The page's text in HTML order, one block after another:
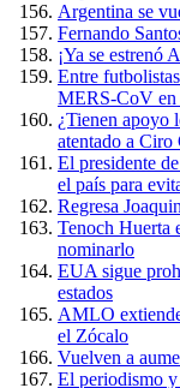
Argentina se
Fernando
¡Ya se estrenó
Entre
MERS-CoV en
¿Tienen apoyo
atentado a Ciro
El presidente
el país para
Regresa
Tenoch Huerta
nominarlo
EUA sigue
estados
AMLO
el Zócalo
Vuelven a
El periodismo